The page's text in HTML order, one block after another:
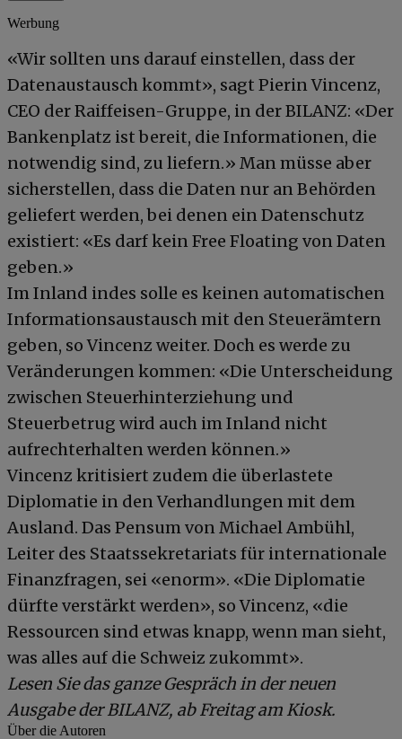
Werbung
«Wir sollten uns darauf einstellen, dass der
Datenaustausch kommt», sagt Pierin Vincenz,
CEO der Raiffeisen-Gruppe, in der BILANZ: «Der
Bankenplatz ist bereit, die Informationen, die
notwendig sind, zu liefern.» Man müsse aber
sicherstellen, dass die Daten nur an Behörden
geliefert werden, bei denen ein Datenschutz
existiert: «Es darf kein Free Floating von Daten
geben.»
Im Inland indes solle es keinen automatischen
Informationsaustausch mit den Steuerämtern
geben, so Vincenz weiter. Doch es werde zu
Veränderungen kommen: «Die Unterscheidung
zwischen Steuerhinterziehung und
Steuerbetrug wird auch im Inland nicht
aufrechterhalten werden können.»
Vincenz kritisiert zudem die überlastete
Diplomatie in den Verhandlungen mit dem
Ausland. Das Pensum von Michael Ambühl,
Leiter des Staatssekretariats für internationale
Finanzfragen, sei «enorm». «Die Diplomatie
dürfte verstärkt werden», so Vincenz, «die
Ressourcen sind etwas knapp, wenn man sieht,
was alles auf die Schweiz zukommt».
Lesen Sie das ganze Gespräch in der neuen
Ausgabe der BILANZ, ab Freitag am Kiosk.
Über die Autoren